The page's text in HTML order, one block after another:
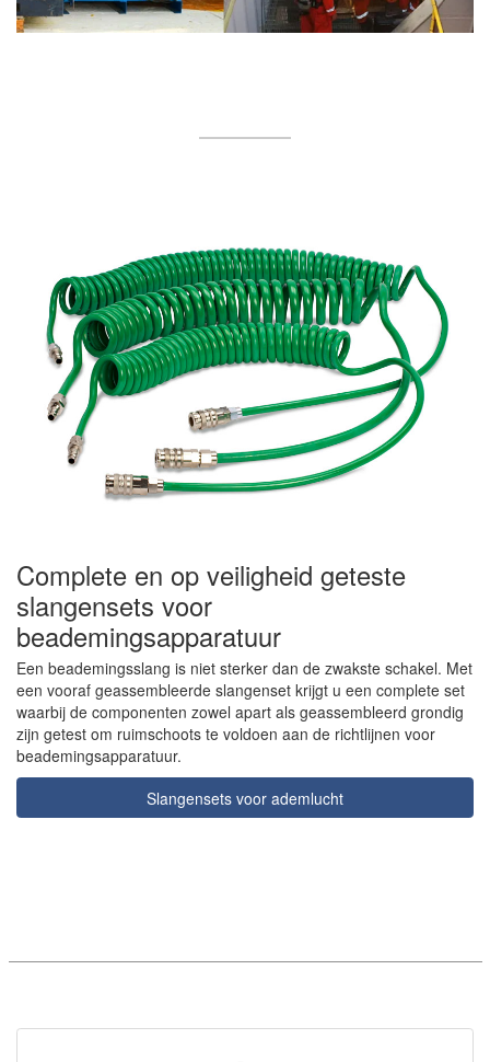
Complete en op veiligheid geteste
slangensets voor
beademingsapparatuur
Een beademingsslang is niet sterker dan de zwakste schakel. Met
een vooraf geassembleerde slangenset krijgt u een complete set
waarbij de componenten zowel apart als geassembleerd grondig
zijn getest om ruimschoots te voldoen aan de richtlijnen voor
beademingsapparatuur.
Slangensets voor ademlucht